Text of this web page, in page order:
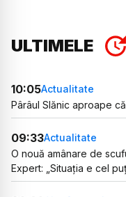
ULTIMELE
10:05Actualitate
Pârâul Slănic aproape
09:33Actualitate
O nouă amânare de
Expert: „Situația e cel